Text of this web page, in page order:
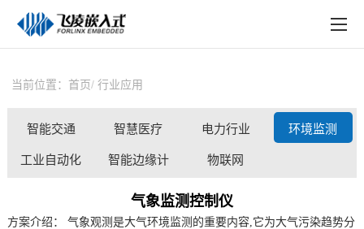
方案定制
在线购买
当前位置： 首页 行业应用
智能交通 智慧医疗 电力行业 环境监测
工业自动化 智能边缘计
算
物联网
气象监测控制仪
方案介绍： 气象观测是大气环境监测 的重要内容,它为大气污染趋势分